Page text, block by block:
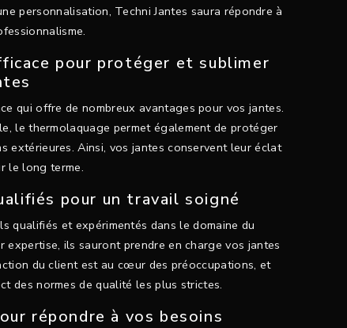
personnalisation, Techni Jantes saura répondre à
pour protéger et sublimer
qui offre de nombreux avantages pour vos jantes.
le thermolaquage permet également de protéger
extérieures. Ainsi, vos jantes conservent leur éclat
le long terme.
pour un travail soigné
qualifiés et expérimentés dans le domaine du
ils sauront prendre en charge vos jantes
du client est au cœur des préoccupations, et
des normes de qualité les plus strictes.
répondre à vos besoins